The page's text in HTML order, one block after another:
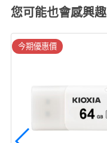
您可能也會感興趣
今期優惠價